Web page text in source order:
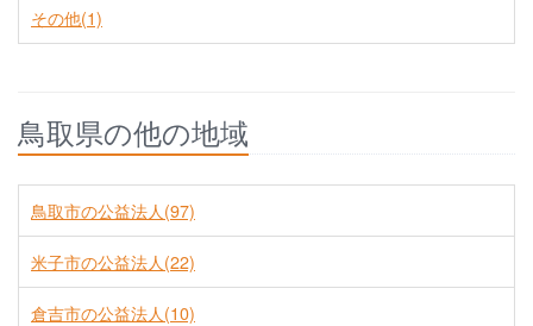
その他(1)
鳥取県の他の地域
鳥取市の公益法人(97)
米子市の公益法人(22)
倉吉市の公益法人(10)